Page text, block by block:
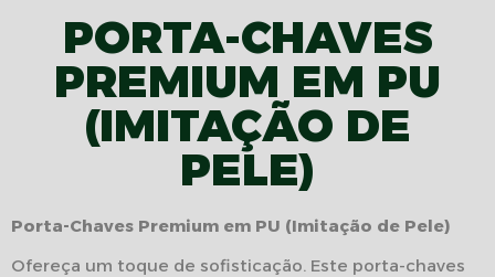
PORTA-CHAVES
PREMIUM EM PU
(IMITAÇÃO DE
PELE)
Porta-Chaves Premium em PU (Imitação de Pele)
Ofereça um toque de sofisticação. Este porta-chaves